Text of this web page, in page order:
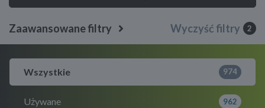
Zaawansowane filtry Wyczyść filtry 2
Wszystkie 974
Używane 962